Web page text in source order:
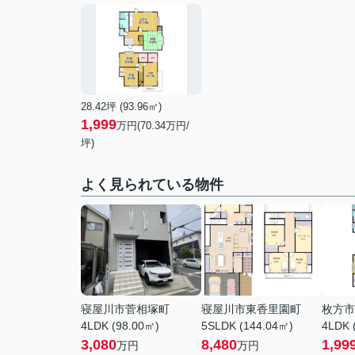
28.42坪 (93.96㎡)
1,999万円(70.34万円/
坪)
よく見られている物件
寝屋川市菅相塚町
4LDK (98.00㎡)
3,080万円
寝屋川市東香里園町
5SLDK (144.04㎡)
8,480万円
枚方
4LDK